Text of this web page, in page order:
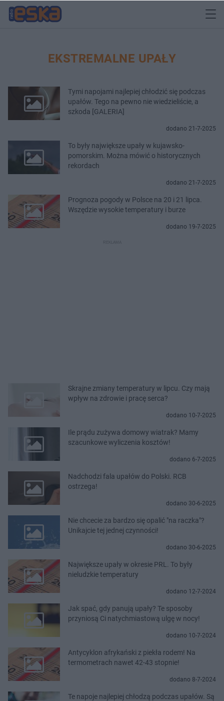
EKSTREMALNE UPAŁY
Tymi napojami najlepiej chłodzić się podczas
upałów. Tego na pewno nie wiedzieliście, a
szkoda [GALERIA]
dodano 21-7-2025
To były największe upały w kujawsko-
pomorskim. Można mówić o historycznych
rekordach
dodano 21-7-2025
Prognoza pogody w Polsce na 20 i 21 lipca.
Wszędzie wysokie temperatury i burze
dodano 19-7-2025
Skrajne zmiany temperatury w lipcu. Czy mają
wpływ na zdrowie i pracę serca?
dodano 10-7-2025
Ile prądu zużywa domowy wiatrak? Mamy
szacunkowe wyliczenia kosztów!
dodano 6-7-2025
Nadchodzi fala upałów do Polski. RCB
ostrzega!
dodano 30-6-2025
Nie chcecie za bardzo się opalić "na raczka"?
Unikajcie tej jednej czynności!
dodano 30-6-2025
Największe upały w okresie PRL. To były
nieludzkie temperatury
dodano 12-7-2024
Jak spać, gdy panują upały? Te sposoby
przyniosą Ci natychmiastową ulgę w nocy!
dodano 10-7-2024
Antycyklon afrykański z piekła rodem! Na
termometrach nawet 42-43 stopnie!
dodano 8-7-2024
Te napoje najlepiej chłodzą podczas upałów. Są